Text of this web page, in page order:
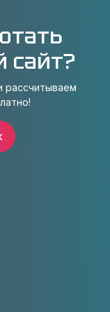
сайт?
рассчитываем